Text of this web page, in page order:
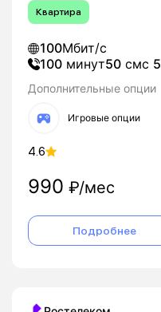
Квартира
100Мбит/с
100 минут50 смс 5
Дополнительные опции
Игровые опции
4.6
990 ₽/мес
Подробнее